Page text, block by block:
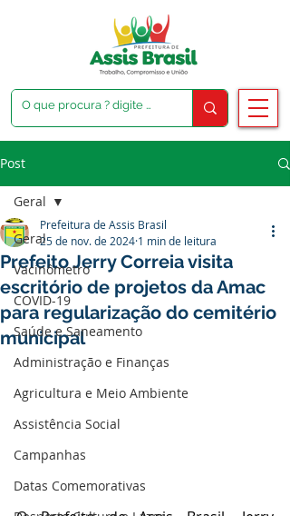
Post
Geral
Vacinômetro
COVID-19
Saúde e Saneamento
Administração e Finanças
Agricultura e Meio Ambiente
Assistência Social
Campanhas
Datas Comemorativas
Geral
Prefeito Jerry Correia visita
escritório de projetos da Amac
para regularização do cemitério
municipal
Prefeitura de Assis Brasil
25 de nov. de 2024 1 min de leitura